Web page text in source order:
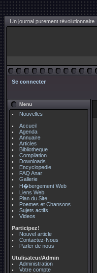
Un journal purement révolutionnaire
Se connecter
Menu
Nouvelles
Accueil
Agenda
Annuaire
Articles
Bibliotheque
Compilation
Downloads
Encyclopedie
FAQ Anar
Gallerie
H�bergement Web
Liens Web
Plan du Site
Poemes et Chansons
Sujets actifs
Videos
Participez!
Nouvel article
Contactez-Nous
Parler de nous
Utulisateur/Admin
Administration
Votre compte